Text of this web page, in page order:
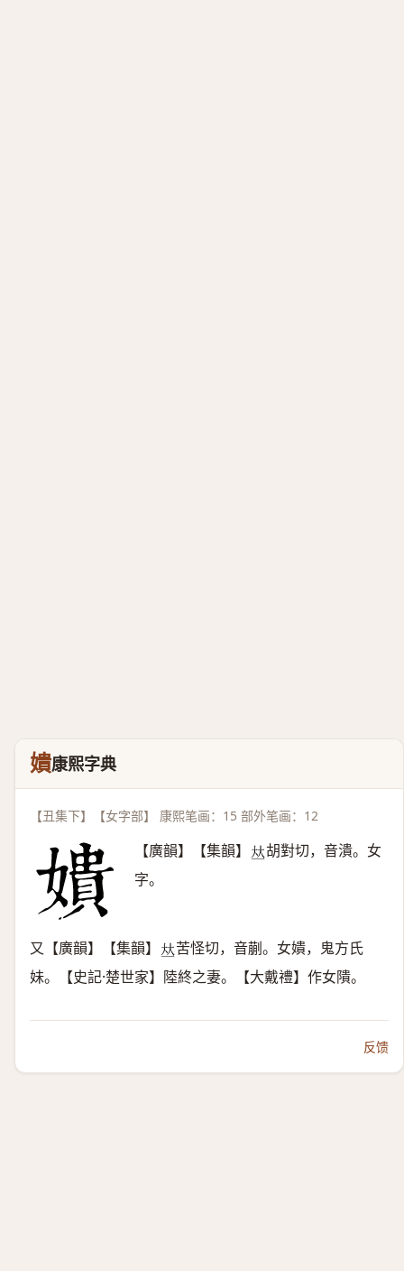
嬇康熙字典
【丑集下】【女字部】 康熙笔画：15 部外笔画：12
【廣韻】【集韻】 𠀤胡對切，音潰。女
字。
又【廣韻】【集韻】 𠀤苦怪切，音蒯。女嬇，鬼方氏
妹。【史記·楚世家】陸終之妻。【大戴禮】作女隤。
反馈